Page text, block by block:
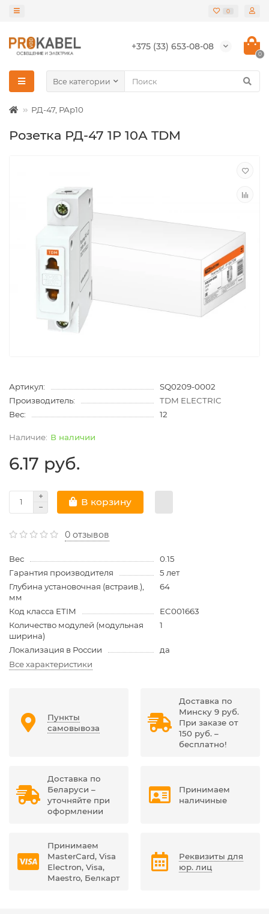
0
+375 (33) 653-08-08
0
Все категории
РД-47, РАр10
Розетка РД-47 1Р 10А TDM
Артикул:
SQ0209-0002
Производитель:
TDM ELECTRIC
Вес:
12
В наличии
6.17 руб.
В корзину
0 отзывов
Вес
0.15
Гарантия производителя
5 лет
Глубина установочная (встраив.),
мм
64
Код класса ETIM
EC001663
Количество модулей (модульная
ширина)
1
Локализация в России
да
Все характеристики
Пункты
самовывоза
Доставка по
Минску 9 руб.
При заказе от
150 руб. –
бесплатно!
Доставка по
Беларуси –
уточняйте при
оформлении
Принимаем
наличиные
Принимаем
MasterCard, Visa
Electron, Visa,
Maestro, Белкарт
Реквизиты для
юр. лиц